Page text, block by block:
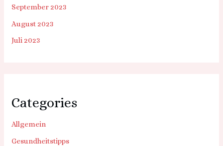
September 2023
August 2023
Juli 2023
Categories
Allgemein
Gesundheitstipps